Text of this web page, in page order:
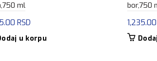
ml
RSD
u korpu
bor,750
1,235.00